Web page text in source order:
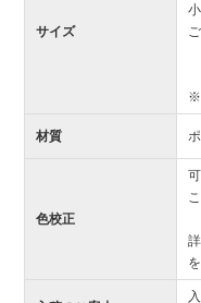
サイズ
※
材質
色校正
可